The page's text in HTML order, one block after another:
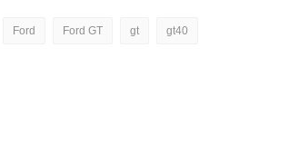
Ford Ford GT gt gt40